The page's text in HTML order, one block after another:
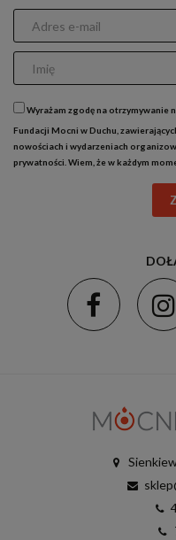
Wyrażam zgodę na otrzymywanie
Fundacji Mocni w Duchu,
nowościach i wydarzeniach
prywatności . Wiem, że w każdym